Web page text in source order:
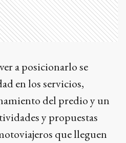
a posicionarlo se
en los servicios,
del predio y un
y propuestas
que lleguen